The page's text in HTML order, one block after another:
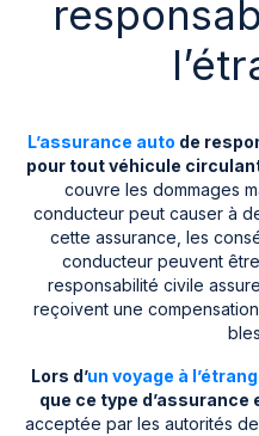
L’assurance auto de
pour tout véhicule
couvre les dommages
conducteur peut causer à
cette assurance, les
conducteur peuvent
responsabilité civile
reçoivent une
Lors d’un voyage à
que ce type d’assurance
acceptée par les autorités